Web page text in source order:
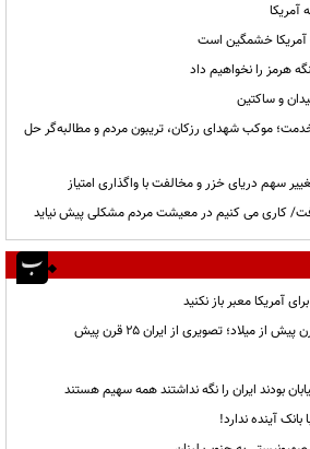
آمریکا خشمگین است
هرمز را نخواهیم داد
و ساکتین
موکب شهدای رزکان، تریبون مردم و مطالبه‌گر حل
سهم دریای خزر و مخالفت با واگذاری امتیاز
گرفت/ کاری می کنیم در معیشت مردم مشکلی پیش نیاید
آمریکا معبر باز نکنید
بودند ایران را نگه نداشتند همه سهیم هستند
آینده ندارد!